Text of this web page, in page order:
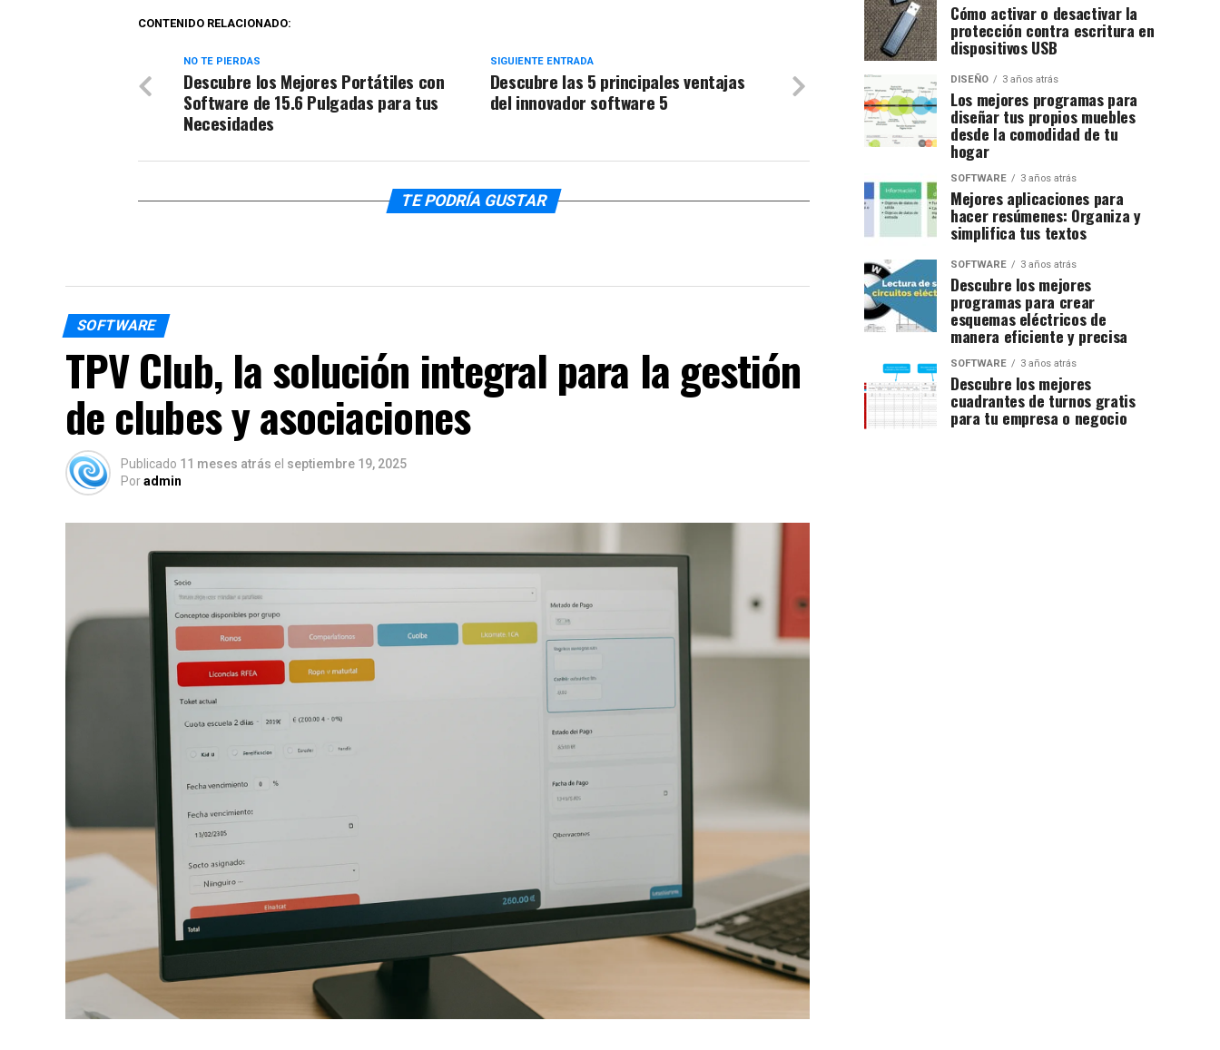
CONTENIDO RELACIONADO:
SIGUIENTE ENTRADA
Descubre las 5 principales ventajas
del innovador software 5
NO TE PIERDAS
Descubre los Mejores Portátiles con
Software de 15.6 Pulgadas para tus
Necesidades
TE PODRÍA GUSTAR
SOFTWARE
TPV Club, la solución integral para la gestión
de clubes y asociaciones
Publicado 11 meses atrás el septiembre 19, 2025
Poradmin
Cómo activar o desactivar la
protección contra escritura en
dispositivos USB
DISEÑO 3 años atrás
Los mejores programas para
diseñar tus propios muebles
desde la comodidad de tu
hogar
SOFTWARE 3 años atrás
Mejores aplicaciones para
hacer resúmenes: Organiza y
simplifica tus textos
SOFTWARE 3 años atrás
Descubre los mejores
programas para crear
esquemas eléctricos de
manera eficiente y precisa
SOFTWARE 3 años atrás
Descubre los mejores
cuadrantes de turnos gratis
para tu empresa o negocio